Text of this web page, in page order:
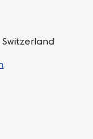
Switzerland